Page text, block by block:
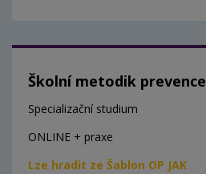
Školní metodik prevence
Specializační studium
ONLINE + praxe
Lze hradit ze Šablon OP JAK